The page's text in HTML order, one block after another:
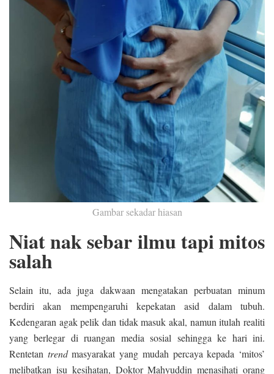
Gambar sekadar hiasan
Niat nak sebar ilmu tapi mitos
salah
Selain itu, ada juga dakwaan mengatakan perbuatan minum
berdiri akan mempengaruhi kepekatan asid dalam tubuh.
Kedengaran agak pelik dan tidak masuk akal, namun itulah realiti
yang berlegar di ruangan media sosial sehingga ke hari ini.
Rentetan trendmasyarakat yang mudah percaya kepada ‘mitos’
melibatkan isu kesihatan, Doktor Mahyuddin menasihati orang